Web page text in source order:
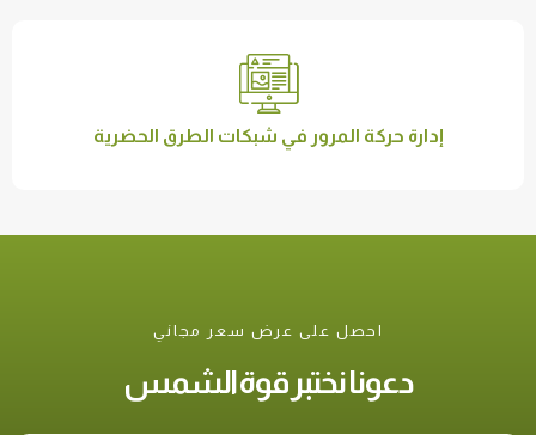
إدارة حركة المرور في شبكات الطرق الحضرية
احصل على عرض سعر مجاني
دعونا نختبر قوة الشمس